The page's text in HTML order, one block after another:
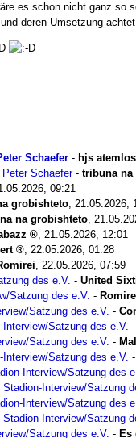
es schon nicht ganz so
deren Umsetzung
Schaefer - hjs atemlos
Schaefer- tribuna
09:21
grobishteto 21.05.2026,
na grobishteto
21.05.2026, 12:01
22.05.2026, 01:28
22.05.2026, 07:59
des e.V. - United
Satzung des e.V. -
Satzung des e.V. -
Interview/Satzung des e.V. -
Satzung des e.V. -
Interview/Satzung des e.V. -
Interview/Satzung des
Stadion-Interview/Satzung
Interview/Satzung des
Stadion-Interview/Satzung
Satzung des e.V. - Es